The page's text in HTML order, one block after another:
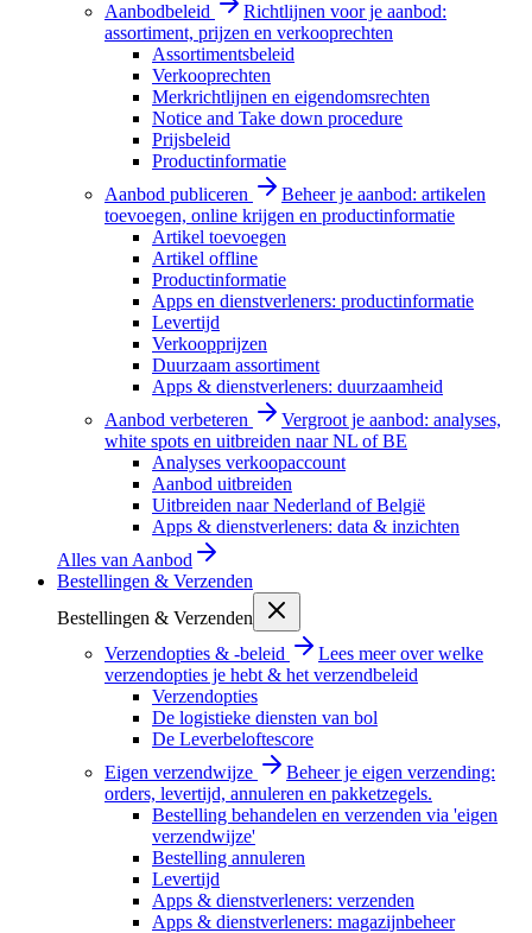
Aanbodbeleid
Richtlijnen voor je aanbod:
assortiment, prijzen en verkooprechten
Assortimentsbeleid
Verkooprechten
Merkrichtlijnen en eigendomsrechten
Notice and Take down procedure
Prijsbeleid
Productinformatie
Aanbod publiceren
Beheer je aanbod: artikelen
toevoegen, online krijgen en productinformatie
Artikel toevoegen
Artikel offline
Productinformatie
Apps en dienstverleners: productinformatie
Levertijd
Verkoopprijzen
Duurzaam assortiment
Apps & dienstverleners: duurzaamheid
Aanbod verbeteren
Vergroot je aanbod: analyses,
white spots en uitbreiden naar NL of BE
Analyses verkoopaccount
Aanbod uitbreiden
Uitbreiden naar Nederland of België
Apps & dienstverleners: data & inzichten
Alles van Aanbod
Bestellingen & Verzenden
Bestellingen & Verzenden
Verzendopties & -beleid
Lees meer over welke
verzendopties je hebt & het verzendbeleid
Verzendopties
De logistieke diensten van bol
De Leverbeloftescore
Eigen verzendwijze
Beheer je eigen verzending:
orders, levertijd, annuleren en pakketzegels.
Bestelling behandelen en verzenden via 'eigen
verzendwijze'
Bestelling annuleren
Levertijd
Apps & dienstverleners: verzenden
Apps & dienstverleners: magazijnbeheer